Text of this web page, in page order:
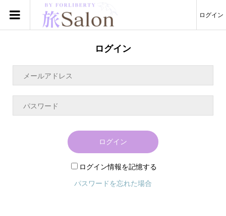
ログイン
ログイン
ログイン
ログイン情報を記憶する
パスワードを忘れた場合